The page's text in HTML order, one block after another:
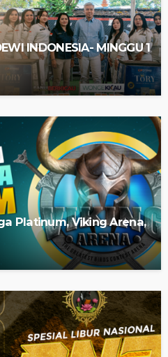
INDONESIA- MINGGU 1
Platinum, Viking Arena,